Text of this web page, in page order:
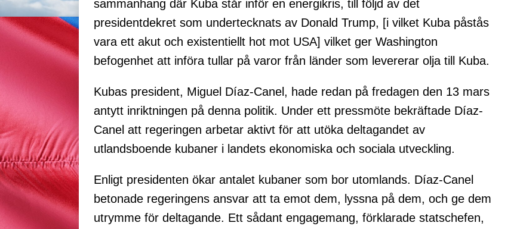
sammanhang där Kuba står inför en energikris, till följd av det
presidentdekret som undertecknats av Donald Trump, [i vilket Kuba påstås
vara ett akut och existentiellt hot mot USA] vilket ger Washington
befogenhet att införa tullar på varor från länder som levererar olja till Kuba.
Kubas president, Miguel Díaz-Canel, hade redan på fredagen den 13 mars
antytt inriktningen på denna politik. Under ett pressmöte bekräftade Díaz-
Canel att regeringen arbetar aktivt för att utöka deltagandet av
utlandsboende kubaner i landets ekonomiska och sociala utveckling.
Enligt presidenten ökar antalet kubaner som bor utomlands. Díaz-Canel
betonade regeringens ansvar att ta emot dem, lyssna på dem, och ge dem
utrymme för deltagande. Ett sådant engagemang, förklarade statschefen,